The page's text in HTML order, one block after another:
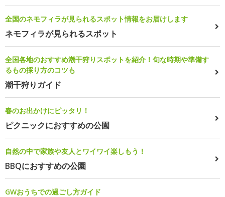
全国のネモフィラが見られるスポット情報をお届けします
ネモフィラが見られるスポット
全国各地のおすすめ潮干狩りスポットを紹介！旬な時期や準備す
るもの採り方のコツも
潮干狩りガイド
春のお出かけにピッタリ！
ピクニックにおすすめの公園
自然の中で家族や友人とワイワイ楽しもう！
BBQにおすすめの公園
GWおうちでの過ごし方ガイド